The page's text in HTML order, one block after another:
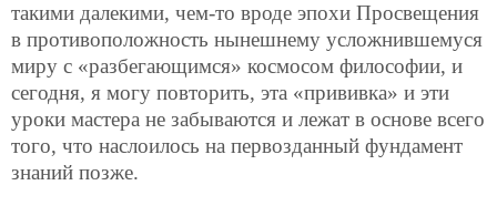
такими далекими, чем-то вроде эпохи Просвещения
в противоположность нынешнему усложнившемуся
миру с «разбегающимся» космосом философии, и
сегодня, я могу повторить, эта «прививка» и эти
уроки мастера не забываются и лежат в основе всего
того, что наслоилось на первозданный фундамент
знаний позже.